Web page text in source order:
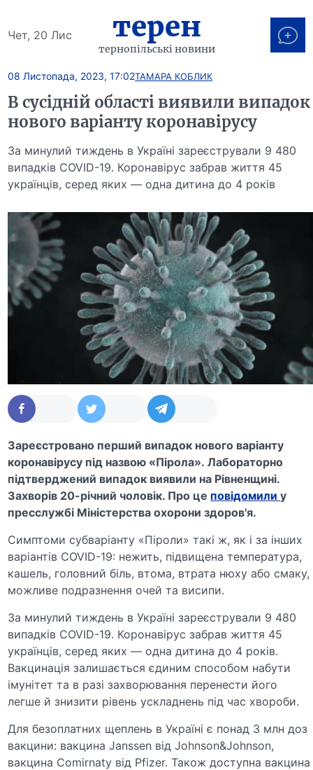
Чет, 20 Лис терен
тернопільські новини
08 Листопада, 2023, 17:02ТАМАРА КОБЛИК
В сусідній області виявили випадок
нового варіанту коронавірусу
За минулий тиждень в Україні зареєстрували 9 480
випадків COVID-19. Коронавірус забрав життя 45
українців, серед яких — одна дитина до 4 років
Зареєстровано перший випадок нового варіанту
коронавірусу під назвою «Пірола». Лабораторно
підтверджений випадок виявили на Рівненщині.
Захворів 20-річний чоловік. Про це повідомилиу
пресслужбі Міністерства охорони здоров'я.
Симптоми субваріанту «Піроли» такі ж, як і за інших
варіантів COVID-19: нежить, підвищена температура,
кашель, головний біль, втома, втрата нюху або смаку,
можливе подразнення очей та висипи.
За минулий тиждень в Україні зареєстрували 9 480
випадків COVID-19. Коронавірус забрав життя 45
українців, серед яких — одна дитина до 4 років.
Вакцинація залишається єдиним способом набути
імунітет та в разі захворювання перенести його
легше й знизити рівень ускладнень під час хвороби.
Для безоплатних щеплень в Україні є понад 3 млн доз
вакцини: вакцина Janssen від Johnson&Johnson,
вакцина Comirnaty від Pfizer. Також доступна вакцина